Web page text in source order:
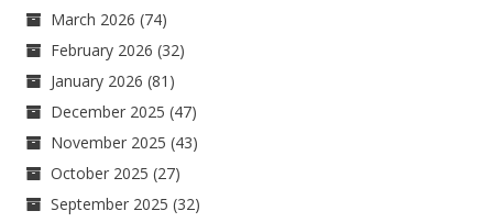
March 2026 (74)
February 2026 (32)
January 2026 (81)
December 2025 (47)
November 2025 (43)
October 2025 (27)
September 2025 (32)